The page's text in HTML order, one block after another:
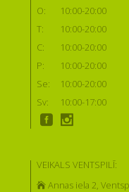
O:
10:00-20:00
T:
10:00-20:00
C:
10:00-20:00
P:
10:00-20:00
Se:
10:00-20:00
Sv:
10:00-17:00
VEIKALS VENTSPILĪ:
Annas iela 2,